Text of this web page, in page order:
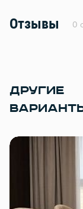
Отзывы 0
ДРУГИЕ